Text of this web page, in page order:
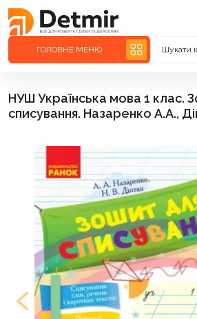
ГОЛОВНЕ МЕНЮ Шукати
НУШ Українська мова 1 клас.
списування. Назаренко А.А.,